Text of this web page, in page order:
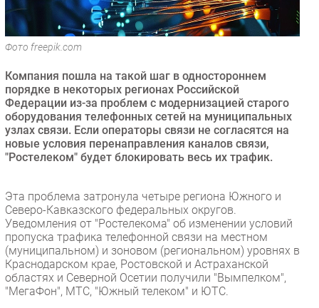
Безопасность
Инновации
Гаджеты
Здоровье
РАЗДЕЛЫ
Интервью
Мероприятия
Проекты
IT класс
Тестовый стенд
Фото freepik.com
Компания пошла на такой шаг в одностороннем
порядке в некоторых регионах Российской
Федерации из-за проблем с модернизацией старого
оборудования телефонных сетей на муниципальных
узлах связи. Если операторы связи не согласятся на
новые условия перенаправления каналов связи,
"Ростелеком" будет блокировать весь их трафик.
Эта проблема затронула четыре региона Южного и
Северо-Кавказского федеральных округов.
Уведомления от "Ростелекома" об изменении условий
пропуска трафика телефонной связи на местном
(муниципальном) и зоновом (региональном) уровнях в
Краснодарском крае, Ростовской и Астраханской
областях и Северной Осетии получили "Вымпелком",
"МегаФон", МТС, "Южный телеком" и ЮТС.